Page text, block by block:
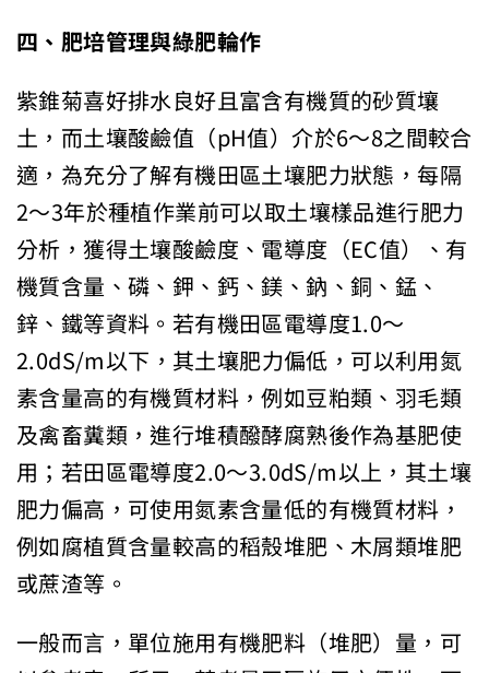
四、肥培管理與綠肥輪作
紫錐菊喜好排水良好且富含有機質的砂質壤
土，而土壤酸鹼值（pH值）介於6～8之間較合
適，為充分了解有機田區土壤肥力狀態，每隔
2～3年於種植作業前可以取土壤樣品進行肥力
分析，獲得土壤酸鹼度、電導度（EC值）、有
機質含量、磷、鉀、鈣、鎂、鈉、銅、錳、
鋅、鐵等資料。若有機田區電導度1.0～
2.0dS/m以下，其土壤肥力偏低，可以利用氮
素含量高的有機質材料，例如豆粕類、羽毛類
及禽畜糞類，進行堆積醱酵腐熟後作為基肥使
用；若田區電導度2.0～3.0dS/m以上，其土壤
肥力偏高，可使用氮素含量低的有機質材料，
例如腐植質含量較高的稻殼堆肥、木屑類堆肥
或蔗渣等。
一般而言，單位施用有機肥料（堆肥）量，可